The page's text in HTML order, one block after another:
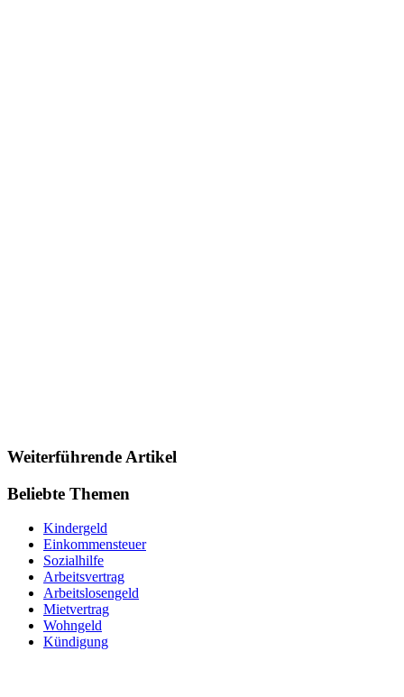
Weiterführende Artikel
Beliebte Themen
Kindergeld
Einkommensteuer
Sozialhilfe
Arbeitsvertrag
Arbeitslosengeld
Mietvertrag
Wohngeld
Kündigung